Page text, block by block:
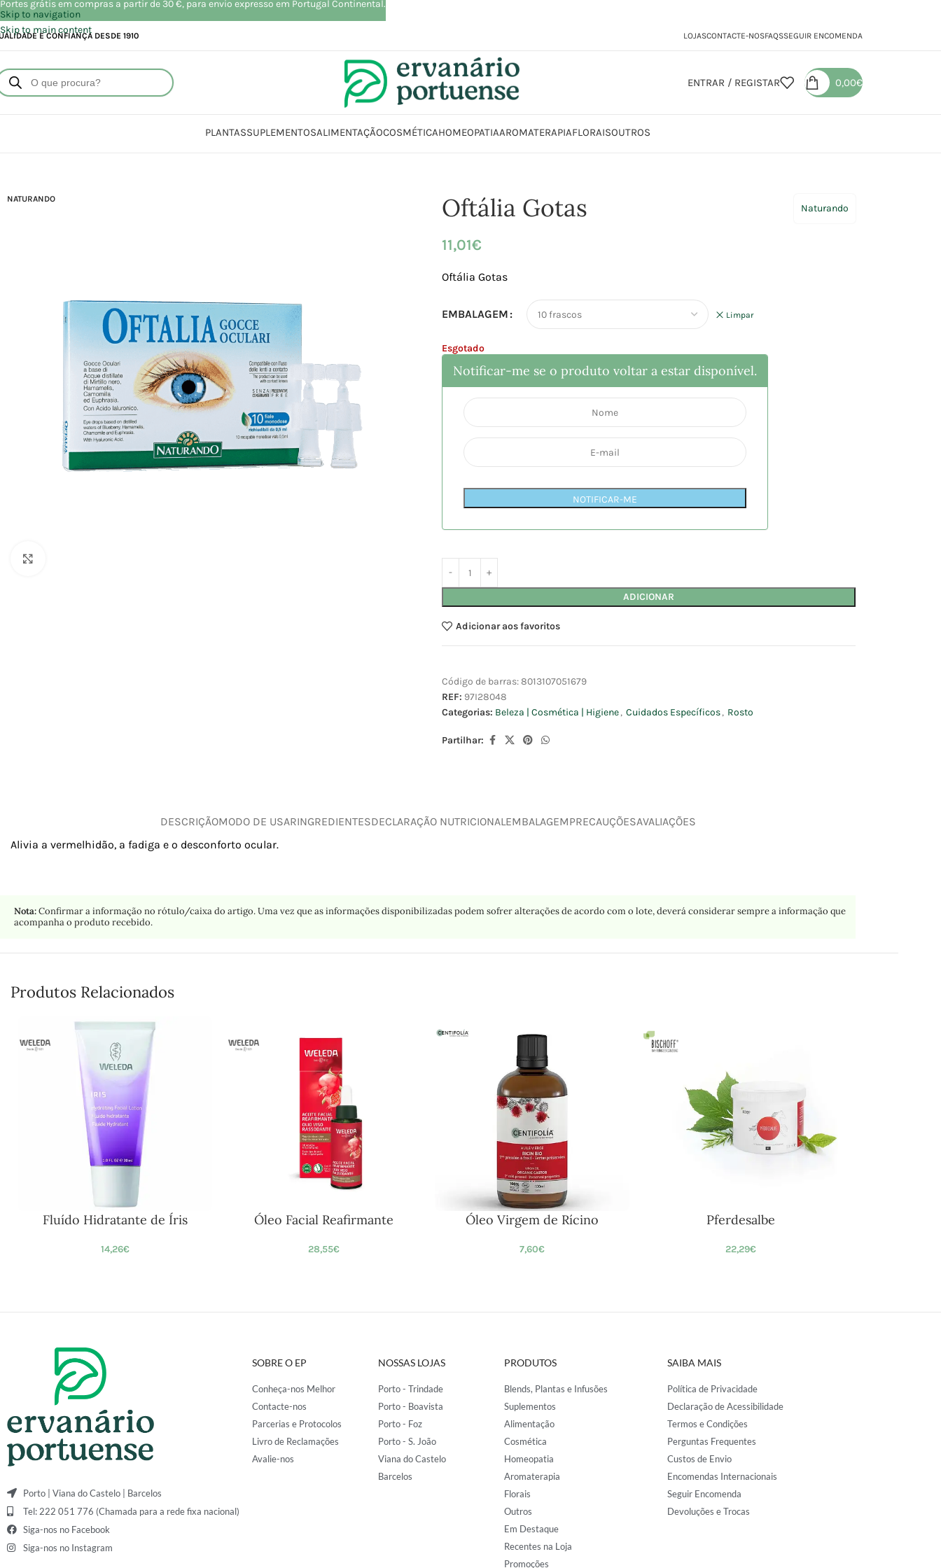
Skip to navigation
Skip to main content
E CONFIANÇA DESDE 1910 LOJASCONTACTE-NOSFAQSSEGUIR ENCOMENDA
ENTRAR / REGISTAR 0,00€
PLANTASSUPLEMENTOSALIMENTAÇÃOCOSMÉTICAHOMEOPATIAAROMATERAPIAFLORAISOUTROS
NATURANDO Oftália Gotas Naturando
11,01€
Oftália Gotas
EMBALAGEM Limpar
Esgotado
Notificar-me se o produto voltar a estar disponível.
NOTIFICAR-ME
ADICIONAR
Adicionar aos favoritos
Código de barras:8013107051679
REF: 97I28048
Categorias: Beleza | Cosmética | Higiene, Cuidados Específicos, Rosto
Partilhar:
DESCRIÇÃOMODO DE USARINGREDIENTESDECLARAÇÃO NUTRICIONAL EMBALAGEMPRECAUÇÕESAVALIAÇÕES
Alivia a vermelhidão, a fadiga e o desconforto ocular.
Nota:Confirmar a informação no rótulo/caixa do artigo. Uma vez que as informações disponibilizadas podem sofrer alterações de acordo com o lote, deverá considerar sempre a informação que
acompanha o produto recebido.
Produtos Relacionados
Fluído Hidratante de Íris
14,26€
Óleo Facial Reafirmante
28,55€
Óleo Virgem de Rícino
7,60€
Pferdesalbe
22,29€
Porto | Viana do Castelo | Barcelos
Tel: 222 051 776 (Chamada para a rede fixa nacional)
Siga-nos no Facebook
Siga-nos no Instagram
SOBRE O EP
Conheça-nos Melhor
Contacte-nos
Parcerias e Protocolos
Livro de Reclamações
Avalie-nos
NOSSAS LOJAS
Porto - Trindade
Porto - Boavista
Porto - Foz
Porto - S. João
Viana do Castelo
Barcelos
PRODUTOS
Blends, Plantas e Infusões
Suplementos
Alimentação
Cosmética
Homeopatia
Aromaterapia
Florais
Outros
Em Destaque
Recentes na Loja
Promoções
SAIBA MAIS
Política de Privacidade
Declaração de Acessibilidade
Termos e Condições
Perguntas Frequentes
Custos de Envio
Encomendas Internacionais
Seguir Encomenda
Devoluções e Trocas
Portes grátis em compras a partir de 30 €, para envio expresso em Portugal Continental.